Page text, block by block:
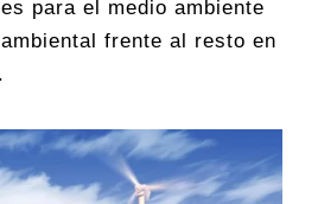
para el medio ambiente
frente al resto en